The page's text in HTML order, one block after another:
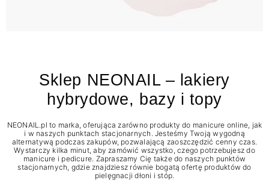
Sklep NEONAIL – lakiery
hybrydowe, bazy i topy
NEONAIL.pl to marka, oferująca zarówno produkty do manicure online, jak
i w naszych punktach stacjonarnych. Jesteśmy Twoją wygodną
alternatywą podczas zakupów, pozwalającą zaoszczędzić cenny czas.
Wystarczy kilka minut, aby zamówić wszystko, czego potrzebujesz do
manicure i pedicure. Zapraszamy Cię także do naszych punktów
stacjonarnych, gdzie znajdziesz równie bogatą ofertę produktów do
pielęgnacji dłoni i stóp.